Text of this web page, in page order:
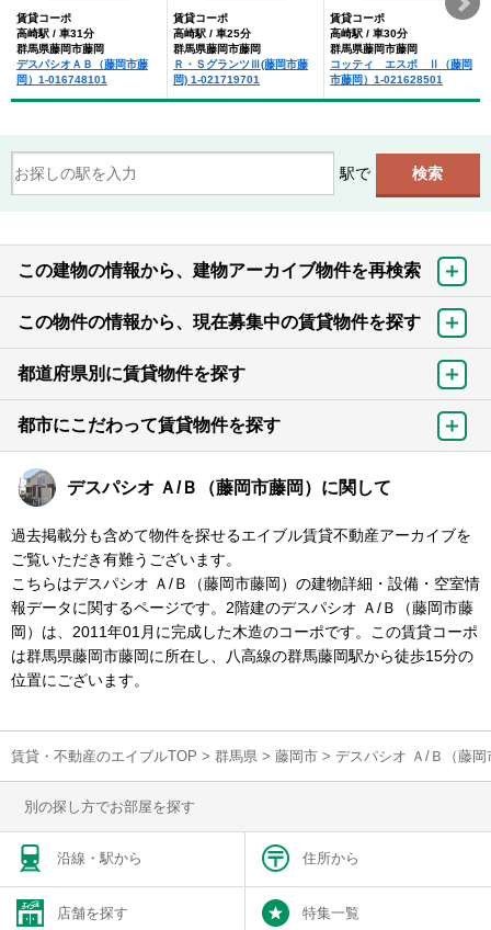
賃貸コーポ
高崎駅 / 車31分
群馬県藤岡市藤岡
デスパシオＡＢ（藤岡市藤
岡）1-016748101
賃貸コーポ
高崎駅 / 車25分
群馬県藤岡市藤岡
Ｒ・ＳグランツⅢ(藤岡市藤
岡) 1-021719701
賃貸コーポ
高崎駅 / 車30分
群馬県藤岡市藤岡
コッティ エスポ Ⅱ（藤岡
市藤岡）1-021628501
駅で
この建物の情報から、建物アーカイブ物件を再検索
この物件の情報から、現在募集中の賃貸物件を探す
都道府県別に賃貸物件を探す
都市にこだわって賃貸物件を探す
デスパシオ Ａ/Ｂ（藤岡市藤岡）に関して
過去掲載分も含めて物件を探せるエイブル賃貸不動産アーカイブを
ご覧いただき有難うございます。
こちらはデスパシオ Ａ/Ｂ（藤岡市藤岡）の建物詳細・設備・空室情
報データに関するページです。2階建のデスパシオ Ａ/Ｂ（藤岡市藤
岡）は、2011年01月に完成した木造のコーポです。この賃貸コーポ
は群馬県藤岡市藤岡に所在し、八高線の群馬藤岡駅から徒歩15分の
位置にございます。
賃貸・不動産のエイブルTOP > 群馬県 > 藤岡市 > デスパシオ Ａ/Ｂ（藤
別の探し方でお部屋を探す
沿線・駅から 住所から
店舗を探す 特集一覧